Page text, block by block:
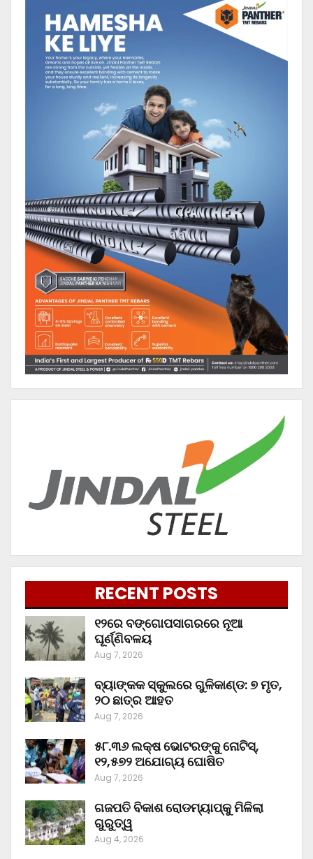
RECENT POSTS
୧୨ରେ ବଙ୍ଗୋପସାଗରରେ ନୂଆ
ଘୂର୍ଣ୍ଣିବଳୟ
Aug 7, 2026
ବ୍ୟାଙ୍କକ ସ୍କୁଲରେ ଗୁଳିକାଣ୍ଡ: ୭ ମୃତ,
୨୦ ଛାତ୍ର ଆହତ
Aug 7, 2026
୫୮.୩୬ ଲକ୍ଷ ଭୋଟରଙ୍କୁ ନୋଟିସ୍‌,
୧୨,୫୭୨ ଅଯୋଗ୍ୟ ଘୋଷିତ
Aug 7, 2026
ଗଜପତି ବିକାଶ ରୋଡମ୍ୟାପ୍‌କୁ ମିଳିଲା
ଗୁରୁତ୍ୱ
Aug 4, 2026